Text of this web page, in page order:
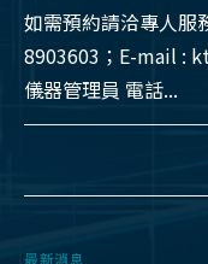
如需預約請洽專人服
8903603；E-mail :
儀器管理員 電話...
最新消息